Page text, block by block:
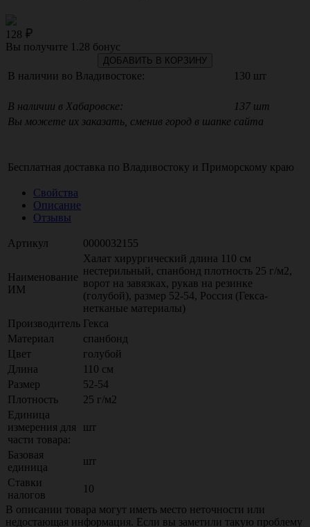
128
Вы получите 1.28 бонус
ДОБАВИТЬ В КОРЗИНУ
В наличии во Владивостоке: 130 шт
В наличии в Хабаровске:
137 шт
Вы можете их заказать, сменив город в шапке сайта
Бесплатная доставка по Владивостоку и Приморскому краю
Свойства
Описание
Отзывы
Артикул 0000032155
Наименование
ИМ
Халат хирургический длина 110 см
нестерильный, спанбонд плотность 25 г/м2,
ворот на завязках, рукав на резинке
(голубой), размер 52-54, Россия (Гекса-
нетканые материалы)
Производитель Гекса
Материал
спанбонд
Цвет
голубой
Длина
110 см
Размер
52-54
Плотность
25 г/м2
Единица
измерения для
части товара:
шт
Базовая
единица
шт
Ставки
налогов
10
В описании товара могут иметь место неточности или
недостающая информация. Если вы заметили такую проблему